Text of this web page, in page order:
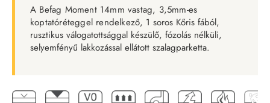
A Befag Moment 14mm vastag, 3,5mm-es
koptatóréteggel rendelkező, 1 soros Kőris fából,
rusztikus válogatottsággal készülő, fózolás nélküli,
selyemfényű lakkozással ellátott szalagparketta.